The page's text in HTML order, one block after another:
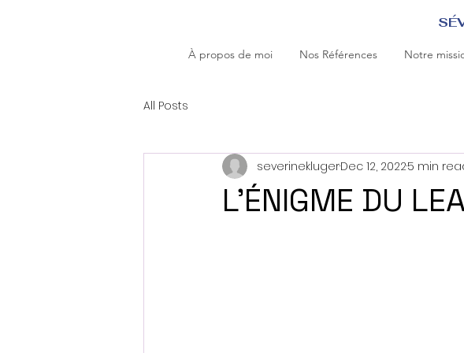
À propos de moi Nos Références Notre
All Posts
L'ÉNIGME DU
severineklugerDec 12, 20225 min